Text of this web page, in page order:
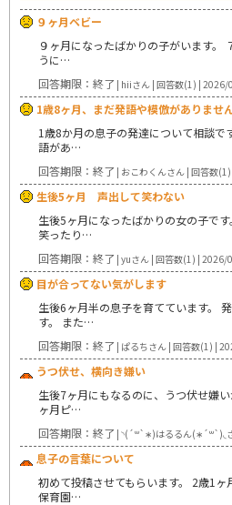
９ヶ月ベビー
９ヶ月になったばかりの子がいます。
うに…
回答期限：終了 | hiiさん | 回答数(1) | 2026/
1歳8ヶ月、まだ発語や模倣がありませ
1歳8か月の息子の発達について相談で
語があ…
回答期限：終了 | おこわくんさん | 回答数
生後5ヶ月 声出して笑わない
生後5ヶ月になったばかりの女の子で
笑ったり…
回答期限：終了 | yuさん | 回答数(1) | 2026/
目が合ってない気がします
生後6ヶ月半の息子を育てています。
す。 また…
回答期限：終了 | ぱるちさん | 回答数(1) |
うつ伏せ、横向き嫌い
生後7ヶ月にもなるのに、うつ伏せ嫌
ヶ月ピ…
回答期限：終了 | ◝(´꒳`∗)はるるん
息子の言葉について
初めて投稿させてもらいます。 2歳1
保育園…